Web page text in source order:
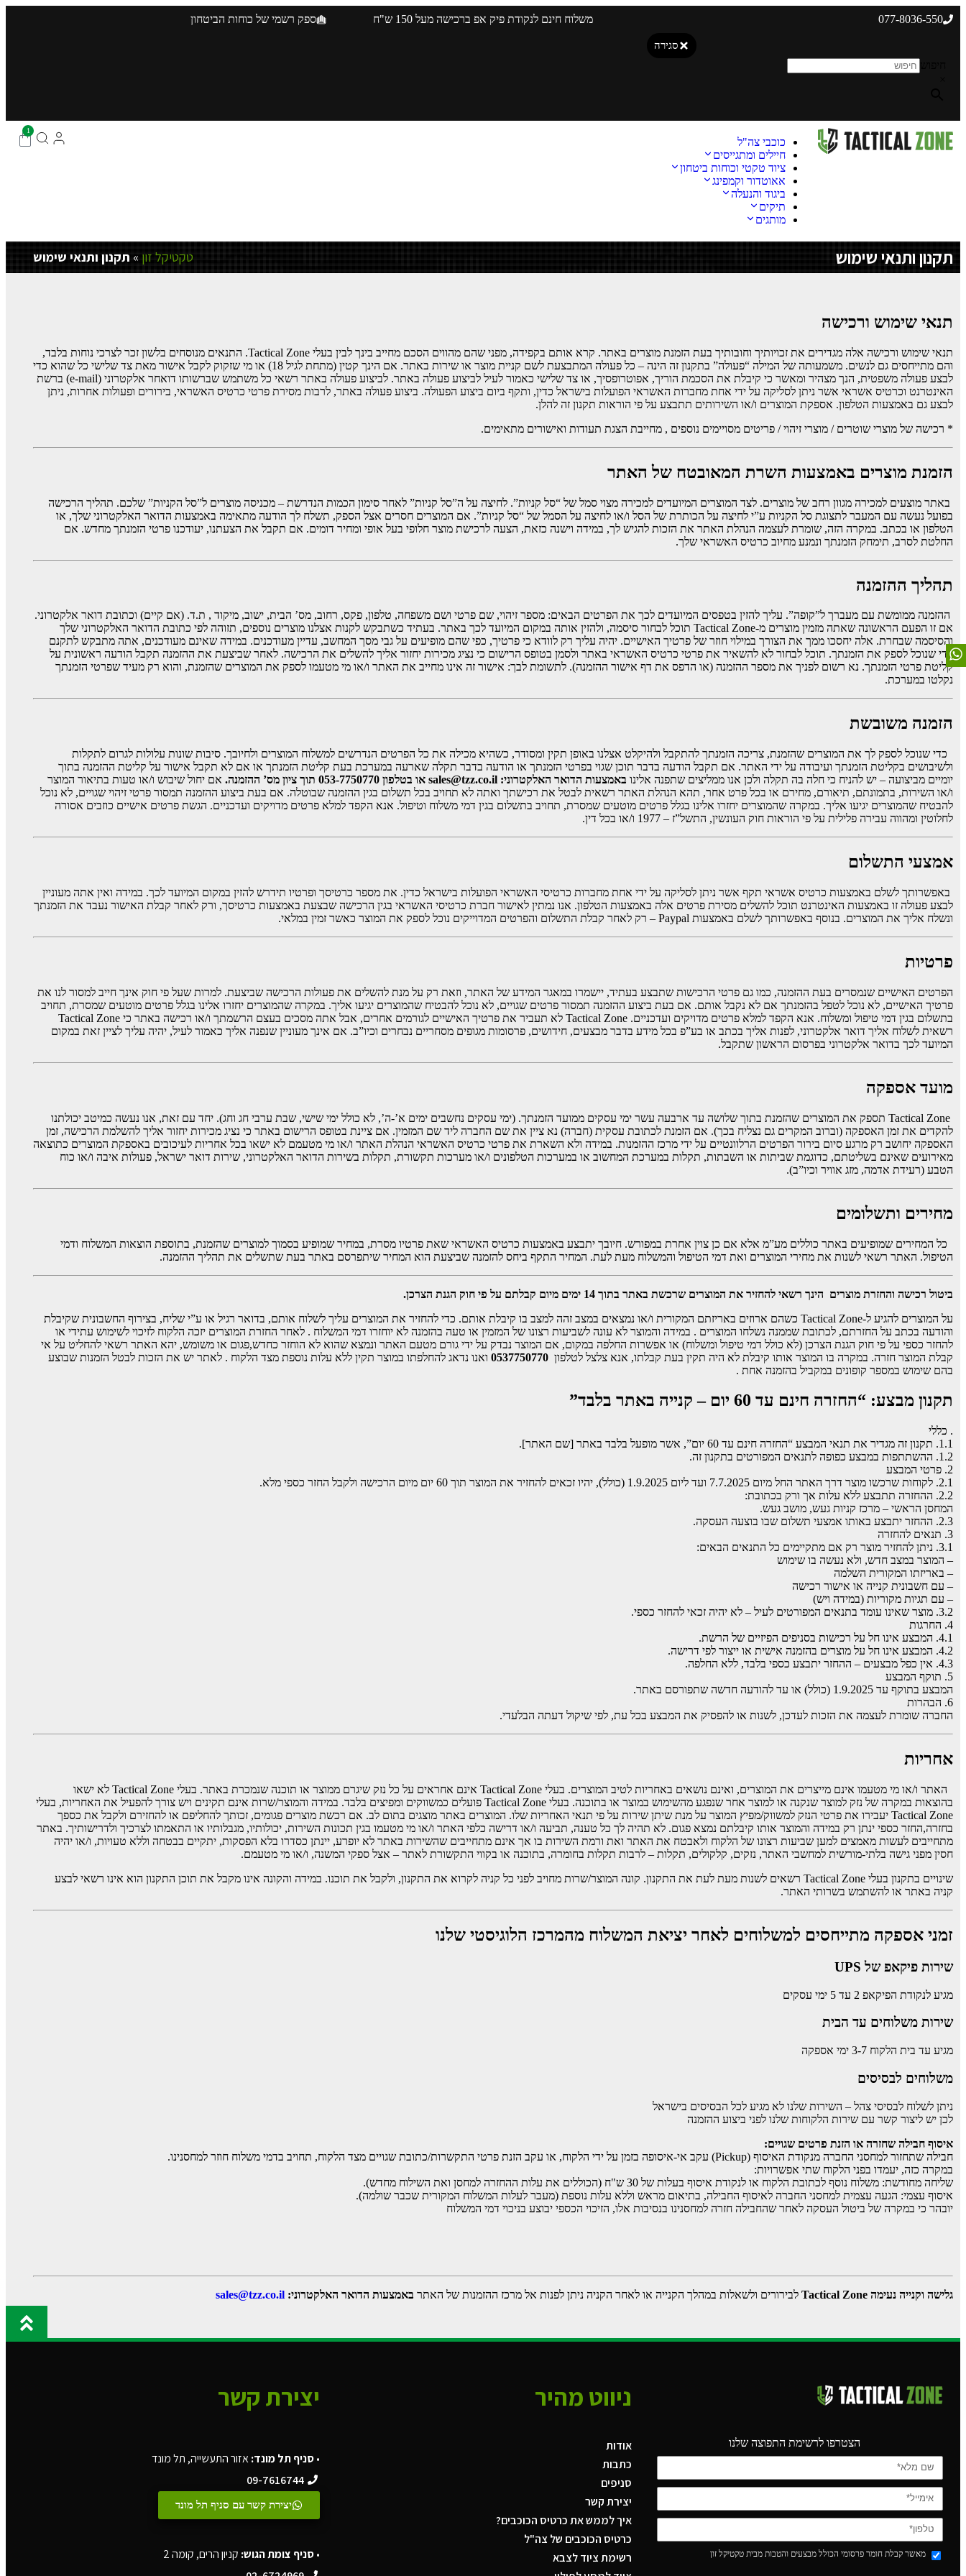
077-8036-550 משלוח חינם לנקודת פיק אפ ברכישה מעל 150 ש"ח ספק רשמי של כוחות הביטחון
סגירה
כוכבי צה"ל
חיילים ומתגייסים
ציוד טקטי וכוחות ביטחון
אאוטדור וקמפינג
ביגוד והנעלה
תיקים
מותגים
1
תקנון ותנאי שימוש טקטיקל זון » תקנון ותנאי שימוש
תנאי שימוש ורכישה
תנאי שימוש ורכישה אלה מגדירים את זכויותיך וחובותיך בעת הזמנת מוצרים באתר. קרא אותם בקפידה, מפני שהם מהווים הסכם מחייב בינך לבין בעלי Tactical Zone. התנאים מנוסחים בלשון זכר לצרכי נוחות בלבד,
והם מתייחסים גם לנשים. משמעותה של המילה “פעולה” בתקנון זה הינה – כל פעולה המתבצעת לשם קניית מוצר או שירות באתר. אם הינך קטין (מתחת לגיל 18) או מי שזקוק לקבל אישור מאת צד שלישי כל שהוא כדי
לבצע פעולה משפטית, הנך מצהיר ומאשר כי קיבלת את הסכמת הוריך, אפוטרופסיך, או צד שלישי כאמור לעיל לביצוע פעולה באתר. לביצוע פעולה באתר רשאי כל משתמש שברשותו דואחר אלקטרוני (e-mail) ברשת
האינטרנט וכרטיס אשראי אשר ניתן לסליקה על ידי אחת מחברות האשראי הפועלות בישראל כדין, ותקף ביום ביצוע הפעולה. ביצוע פעולה באתר, לרבות מסירת פרטי כרטיס האשראי, בירורים ופעולות אחרות, ניתן
לבצע גם באמצעות הטלפון. אספקת המוצרים ו/או השירותים תתבצע על פי הוראות תקנון זה להלן.
* רכישה של מוצרי שוטרים / מוצרי זיהוי / פריטים מסויימים נוספים , מחייבת הצגת תעודות ואישורים מתאימים.
הזמנת מוצרים באמצעות השרת המאובטח של האתר
באתר מוצעים למכירה מגוון רחב של מוצרים. לצד המוצרים המיועדים למכירה מצוי סמל של “סל קניות”. לחיצה על ה”סל קניות” לאחר סימון הכמות הנדרשת – מכניסה מוצרים ל”סל הקניות” שלכם. תהליך הרכישה
בפועל נעשה עם המעבר לתצוגת סל הקניות ע”י לחיצה על הכותרת של הסל ו/או לחיצה על הסמל של “סל קניות”. אם המוצרים חסרים אצל הספק, תשלח לך הודעה מתאימה באמצעות הדואר האלקטרוני שלך, או
הטלפון או בכתב. במקרה הזה, שומרת לעצמה הנהלת האתר את הזכות להגיש לך, במידה וישנה כזאת, הצעה לרכישת מוצר חלופי בעל אופי ומחיר דומים. אם תקבל את הצעתנו, יעודכנו פרטי הזמנתך מחדש. אם
החלטת לסרב, תימחק הזמנתך ונמנע מחיוב כרטיס האשראי שלך.
תהליך ההזמנה
ההזמנה ממומשת עם מעברך ל”קופה”. עליך להזין בטפסים המיועדים לכך את הפרטים הבאים: מספר זיהוי, שם פרטי ושם משפחה, טלפון, פקס, רחוב, מס’ הבית, ישוב, מיקוד , ת.ד. (אם קיים) וכתובת דואר אלקטרוני.
אם זו הפעם הראשונה שאתה מזמין מוצרים מ-Tactical Zone תוכל לבחור סיסמה, ולהזין אותה במקום המיועד לכך באתר. בעתיד כשתבקש לקנות אצלנו מוצרים נוספים, תזוהה לפי כתובת הדואר האלקטרוני שלך
והסיסמה שבחרת. אלה יחסכו ממך את הצורך במילוי חוזר של פרטיך האישיים. יהיה עליך רק לוודא כי פרטיך, כפי שהם מופיעים על גבי מסך המחשב, עדיין מעודכנים. במידה שאינם מעודכנים, אתה מתבקש לתקנם
כדי שנוכל לספק את הזמנתך. תוכל לבחור לא להשאיר את פרטי כרטיס האשראי באתר ולסמן בטופס הרישום כי נציג מכירות יחזור אליך להשלים את הרכישה. לאחר שביצעת את ההזמנה תקבל הודעה ראשונית על
קליטת פרטי הזמנתך. נא רשום לפניך את מספר ההזמנה (או הדפס את דף אישור ההזמנה). לתשומת לבך: אישור זה אינו מחייב את האתר ו/או מי מטעמו לספק את המוצרים שהזמנת, והוא רק מעיד שפרטי הזמנתך
נקלטו במערכת.
הזמנה משובשת
כדי שנוכל לספק לך את המוצרים שהזמנת, צריכה הזמנתך להתקבל ולהיקלט אצלנו באופן תקין ומסודר, כשהיא מכילה את כל הפרטים הנדרשים למשלוח המוצרים ולחיובך. סיבות שונות עלולות לגרום לתקלות
ולשיבושים בקליטת הזמנתך ועיבודה על ידי האתר. אם תקבל הודעה בדבר תוכן שגוי בפרטי הזמנתך או הודעה בדבר תקלה שארעה במערכת בעת קליטת הזמנתך או אם לא תקבל אישור על קליטת ההזמנה בתוך
יומיים מביצועה – יש להניח כי חלה בה תקלה ולכן אנו ממליצים שתפנה אלינו באמצעות הדואר האלקטרוני: sales@tzz.co.il או בטלפון 053-7750770 תוך ציון מס’ ההזמנה.
אם יחול שיבוש ו/או טעות בתיאור המוצר
ו/או השירות, בתמונתם, תיאורם, מחירם או בכל פרט אחר, תהא הנהלת האתר רשאית לבטל את רכישתך ואתה לא תחויב בכל תשלום בגין ההזמנה שבוטלה. אם בעת ביצוע ההזמנה תמסור פרטי זיהוי שגויים, לא נוכל
להבטיח שהמוצרים יגיעו אליך. במקרה שהמוצרים יחזרו אלינו בגלל פרטים מוטעים שמסרת, תחויב בתשלום בגין דמי משלוח וטיפול. אנא הקפד למלא פרטים מדויקים ועדכניים. הגשת פרטים אישיים כוזבים אסורה
לחלוטין ומהווה עבירה פלילית על פי הוראות חוק העונשין, התשל”ז – 1977 ו/או בכל דין.
אמצעי התשלום
באפשרותך לשלם באמצעות כרטיס אשראי תקף אשר ניתן לסליקה על ידי אחת מחברות כרטיסי האשראי הפועלות בישראל כדין. את מספר כרטיסך ופרטיו תידרש להזין במקום המיועד לכך. במידה ואין אתה מעוניין
לבצע פעולה זו באמצעות האינטרנט תוכל להשלים מסירת פרטים אלה באמצעות הטלפון. אנו נמתין לאישור חברת כרטיסי האשראי בגין הרכישה שבצעת באמצעות כרטיסך, ורק לאחר קבלת האישור נעבד את הזמנתך
ונשלח אליך את המוצרים. בנוסף באפשרותך לשלם באמצעות Paypal – רק לאחר קבלת התשלום והפרטים המדוייקים נוכל לספק את המוצר כאשר זמין במלאי.
פרטיות
הפרטים האישיים שנמסרים בעת ההזמנה, כמו גם פרטי הרכישות שתבצע בעתיד, יישמרו במאגר המידע של האתר, וזאת רק על מנת להשלים את פעולות הרכישה שביצעת. למרות שעל פי חוק אינך חייב למסור לנו את
פרטיך האישיים, לא נוכל לטפל בהזמנתך אם לא נקבל אותם. אם בעת ביצוע ההזמנה תמסור פרטים שגויים, לא נוכל להבטיח שהמוצרים יגיעו אליך. במקרה שהמוצרים יחזרו אלינו בגלל פרטים מוטעים שמסרת, תחויב
בתשלום בגין דמי טיפול ומשלוח. אנא הקפד למלא פרטים מדויקים ועדכניים. Tactical Zone לא תעביר את פרטיך האישיים לגורמים אחרים, אבל אתה מסכים בעצם הרשמתך ו/או רכישה באתר כי Tactical Zone
רשאית לשלוח אליך דואר אלקטרוני, לפנות אליך בכתב או בע”פ בכל מידע בדבר מבצעים, חידושים, פרסומות מגופים מסחריים נבחרים וכיו”ב. אם אינך מעוניין שנפנה אליך כאמור לעיל, יהיה עליך לציין זאת במקום
המיועד לכך בדואר אלקטרוני בפרסום הראשון שתקבל.
מועד אספקה
Tactical Zone תספק את המוצרים שהזמנת בתוך שלושה עד ארבעה עשר ימי עסקים ממועד הזמנתך. (ימי עסקים נחשבים ימים א’-ה’, לא כולל ימי שישי, שבת ערבי חג וחג). יחד עם זאת, אנו נעשה כמיטב יכולתנו
להקדים את זמן האספקה (וברוב המקרים גם נצליח בכך). אם הזמנת לכתובת עסקית (חברה) נא ציין את שם החברה ליד שם המזמין. אם ציינת בטופס הרישום באתר כי נציג מכירות יחזור אליך להשלמת הרכישה, זמן
האספקה יחושב רק מרגע סיום בירור הפרטים הרלוונטיים על ידי מרכז ההזמנות. במידה ולא השארת את פרטי כרטיס האשראי הנהלת האתר ו/או מי מטעמם לא ישאו בכל אחריות לעיכובים באספקת המוצרים כתוצאה
מאירועים שאינם בשליטתם, כדוגמת שביתות או השבתות, תקלות במערכת המחשוב או במערכות הטלפונים ו/או מערכות תקשורת, תקלות בשירות הדואר האלקטרוני, שירות דואר ישראל, פעולות איבה ו/או כוח
הטבע (רעידת אדמה, מזג אוויר וכיו”ב).
מחירים ותשלומים
כל המחירים שמופיעים באתר כוללים מע”מ אלא אם כן צוין אחרת במפורש. חיובך יתבצע באמצעות כרטיס האשראי שאת פרטיו מסרת, במחיר שמופיע בסמוך למוצרים שהזמנת, בתוספת הוצאות המשלוח ודמי
הטיפול. האתר רשאי לשנות את מחירי המוצרים ואת דמי הטיפול והמשלוח מעת לעת. המחיר התקף ביחס להזמנה שביצעת הוא המחיר שיתפרסם באתר בעת שתשלים את תהליך ההזמנה.
ביטול רכישה והחזרת מוצרים הינך רשאי להחזיר את המוצרים שרכשת באתר בתוך 14 ימים מיום קבלתם על פי חוק הגנת הצרכן.
על המוצרים להגיע ל-Tactical Zone כשהם ארוזים באריזתם המקורית ו/או נמצאים במצב זהה למצב בו קיבלת אותם. כדי להחזיר את המוצרים עליך לשלוח אותם, בדואר רגיל או ע”י שליח, בצירוף החשבונית שקיבלת
והודעה בכתב על החזרתם, לכתובת שממנה נשלחו המוצרים . במידה והמוצר לא עונה לשביעות רצונו של המזמין או טעה בהזמנה לא יוחזרו דמי המשלוח . לאחר החזרת המוצרים יזכה הלקוח לזיכוי לשימוש עתידי או
להחזר כספי על פי חוק הגנת הצרכן (לא כולל דמי טיפול ומשלוח) או אפשרות החלפה במקום, אם המוצר נבדק על ידי גורם מטעם האתר ונמצא שהוא לא הוחזר כחדש,פגום או משומש, יהא האתר רשאי להחליט על אי
קבלת המוצר חזרה. במקרה בו המוצר אותו קיבלת לא היה תקין בעת קבלתו, אנא צלצל לטלפון
ואנו נדאג להחלפתו במוצר תקין ללא עלות נוספת מצד הלקוח . לאתר יש את הזכות לבטל הזמנות שבוצע
בהם שימוש במספר קופונים במקביל בהזמנה אחת .
תקנון מבצע: “החזרה חינם עד 60 יום – קנייה באתר בלבד”
. כללי
1.1. תקנון זה מגדיר את תנאי המבצע “החזרה חינם עד 60 יום”, אשר מופעל בלבד באתר [שם האתר].
1.2. ההשתתפות במבצע כפופה לתנאים המפורטים בתקנון זה.
2. פרטי המבצע
2.1. לקוחות שרכשו מוצר דרך האתר החל מיום 7.7.2025 ועד ליום 1.9.2025 (כולל), יהיו זכאים להחזיר את המוצר תוך 60 יום מיום הרכישה ולקבל החזר כספי מלא.
2.2. ההחזרה תתבצע ללא עלות אך ורק בכתובת:
המחסן הראשי – מרכז קניות געש, מושב געש.
2.3. ההחזר יתבצע באותו אמצעי תשלום שבו בוצעה העסקה.
3. תנאים להחזרה
3.1. ניתן להחזיר מוצר רק אם מתקיימים כל התנאים הבאים:
– המוצר במצב חדש, ולא נעשה בו שימוש
– באריזתו המקורית השלמה
– עם חשבונית קנייה או אישור רכישה
– עם תגיות מקוריות (במידה ויש)
3.2. מוצר שאינו עומד בתנאים המפורטים לעיל – לא יהיה זכאי להחזר כספי.
4. החרגות
4.1. המבצע אינו חל על רכישות בסניפים הפיזיים של הרשת.
4.2. המבצע אינו חל על מוצרים בהזמנה אישית או ייצור לפי דרישה.
4.3. אין כפל מבצעים – ההחזר יתבצע כספי בלבד, ללא החלפה.
5. תוקף המבצע
המבצע בתוקף עד 1.9.2025 (כולל) או עד להודעה חדשה שתפורסם באתר.
6. הבהרות
החברה שומרת לעצמה את הזכות לעדכן, לשנות או להפסיק את המבצע בכל עת, לפי שיקול דעתה הבלעדי.
אחריות
האתר ו/או מי מטעמו אינם מייצרים את המוצרים, ואינם נושאים באחריות לטיב המוצרים. בעלי Tactical Zone אינם אחראים על כל נזק שיגרם ממוצר או תוכנה שנמכרת באתר. בעלי Tactical Zone לא ישאו
בהוצאות במקרה של נזק למוצר שנקנה או למוצר אחר שנפגע מהשימוש במוצר או בתוכנה. בעלי Tactical Zone פועלים כמשווקים ומפיצים בלבד. במידה והמוצר/שרות אינם תקינים ויש צורך להפעיל את האחריות, בעלי
Tactical Zone יעבירו את פרטי הנזק למשווק/מפיץ המוצר על מנת שיתן שירות על פי תנאי האחריות שלו. המוצרים באתר מוצגים בתום לב. אם רכשת מוצרים פגומים, זכותך להחליפם או להחזירם ולקבל את כספך
בחזרה,החזר כספי ינתן רק במידה והמוצר אותו קיבלתם נמצא פגום. לא תהיה לך כל טענה, תביעה ו/או דרישה כלפי האתר ו/או מי מטעמו בגין תכונות השירות, יכולותיו, מגבלותיו או התאמתו לצרכיך ולדרישותיך. באתר
מתחייבים לעשות מאמצים למען שביעות רצונו של הלקוח ולאבטח את האתר ואת ורמת השירות בו אך אינם מתחייבים שהשירות באתר לא יופרע, יינתן כסדרו בלא הפסקות, יתקיים בבטחה וללא טעויות, ו/או יהיה
חסין מפני גישה בלתי-מורשית למחשבי האתר, נזקים, קלקולים, תקלות – לרבות תקלות בחומרה, בתוכנה או בקווי התקשורת לאתר – אצל ספקי המשנה, ו/או מי מטעמם.
שינויים בתקנון בעלי Tactical Zone רשאים לשנות מעת לעת את התקנון. קונה המוצר/שרות מחויב לפני כל קניה לקרוא את התקנון, ולקבל את תוכנו. במידה והקונה אינו מקבל את תוכן התקנון הוא אינו רשאי לבצע
קניה באתר או להשתמש בשרותי האתר.
זמני אספקה מתייחסים למשלוחים לאחר יציאת המשלוח מהמרכז הלוגיסטי שלנו
שירות פיקאפ של UPS
מגיע לנקודת הפיקאפ 2 עד 5 ימי עסקים
שירות משלוחים עד הבית
מגיע עד בית הלקוח 3-7 ימי אספקה
משלוחים לבסיסים
ניתן לשלוח לבסיסי צהל – השירות שלנו לא מגיע לכל הבסיסים בישראל
לכן יש ליצור קשר עם שירות הלקוחות שלנו לפני ביצוע ההזמנה
איסוף חבילה שחזרה או הזנת פרטים שגויים:
חבילה שתחזור למחסני החברה מנקודת האיסוף (Pickup) עקב אי-איסופה בזמן על ידי הלקוח, או עקב הזנת פרטי התקשרות/כתובת שגויים מצד הלקוח, תחויב בדמי משלוח חוזר למחסנינו.
במקרה כזה, יעמדו בפני הלקוח שתי אפשרויות:
שליחה מחודשת: משלוח נוסף לכתובת הלקוח או לנקודת איסוף בעלות של 30 ש"ח (הכוללים את עלות ההחזרה למחסן ואת השילוח מחדש).
איסוף עצמי: הגעה עצמית למחסני החברה לאיסוף החבילה, בתיאום מראש וללא עלות נוספת (מעבר לעלות המשלוח המקורית שכבר שולמה).
יובהר כי במקרה של ביטול העסקה לאחר שהחבילה חזרה למחסנינו בנסיבות אלו, הזיכוי הכספי יבוצע בניכוי דמי המשלוח
גלישה וקנייה נעימה Tactical Zone לבירורים ולשאלות במהלך הקנייה או לאחר הקניה ניתן לפנות אל מרכז ההזמנות של האתר באמצעות הדואר האלקטרוני: sales@tzz.co.il
הצטרפו לרשימת התפוצה שלנו
מאשר קבלת חומר פרסומי הכולל מבצעים והטבות מבית טקטיקל זון
ניווט מהיר
אודות
כתבות
סניפים
יצירת קשר
איך לממש את כרטיס הכוכבים?
כרטיס הכוכבים של צה"ל
רשימת ציוד לצבא
יצירת קשר
•סניף תל מונד:אזור התעשייה, תל מונד
09-7616744
יצירת קשר עם סניף תל מונד
•סניף צומת הגוש: קניון הרים, קומה 2